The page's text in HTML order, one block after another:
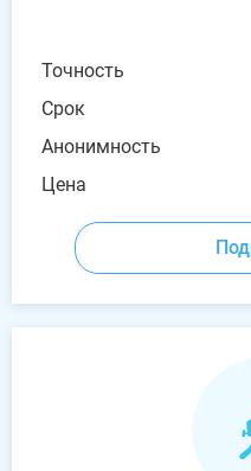
Точность
Срок
Анонимность
Цена